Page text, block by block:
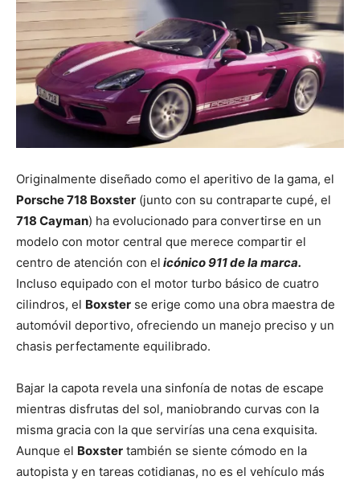
Originalmente diseñado como el aperitivo de la gama, el
Porsche 718 Boxster (junto con su contraparte cupé, el
718 Cayman) ha evolucionado para convertirse en un
modelo con motor central que merece compartir el
centro de atención con el icónico 911 de la marca.
Incluso equipado con el motor turbo básico de cuatro
cilindros, el Boxster se erige como una obra maestra de
automóvil deportivo, ofreciendo un manejo preciso y un
chasis perfectamente equilibrado.
Bajar la capota revela una sinfonía de notas de escape
mientras disfrutas del sol, maniobrando curvas con la
misma gracia con la que servirías una cena exquisita.
Aunque el Boxster también se siente cómodo en la
autopista y en tareas cotidianas, no es el vehículo más